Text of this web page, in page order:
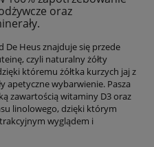
oraz
De Heus znajduje się przede
czyli naturalny żółty
któremu żółtka kurzych jaj z
apetyczne wybarwienie. Pasza
zawartością witaminy D3 oraz
linolowego, dzięki którym
wyglądem i